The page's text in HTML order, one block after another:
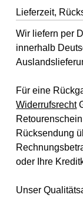
Lieferzeit,
Wir liefern per
innerhalb
Für eine
Widerrufsrecht
Rücksendung
oder Ihre
Unser